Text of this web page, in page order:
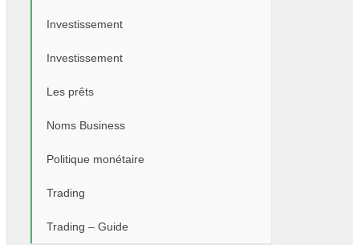
Investissement
Investissement
Les prêts
Noms Business
Politique monétaire
Trading
Trading – Guide